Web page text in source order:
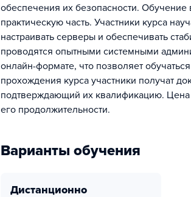
обеспечения их безопасности. Обучение
практическую часть. Участники курса
настраивать серверы и обеспечивать
проводятся опытными системными
онлайн-формате, что позволяет
прохождения курса участники получат
подтверждающий их квалификацию. Цена
его продолжительности.
Варианты обучения
дистанционно